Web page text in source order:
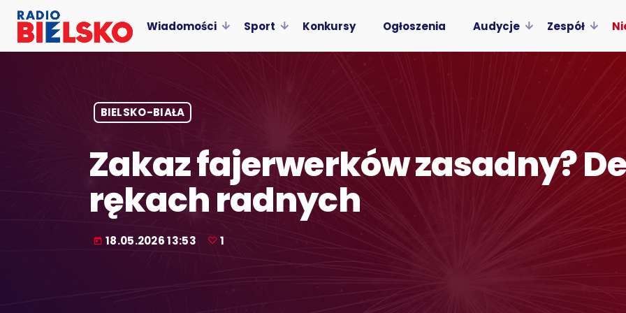
Wiadomości Sport Konkursy Ogłoszenia Audycje Zespół
BIELSKO-BIAŁA
Zakaz fajerwerków zasadny?
rękach radnych
today 18.05.2026 13:53 1